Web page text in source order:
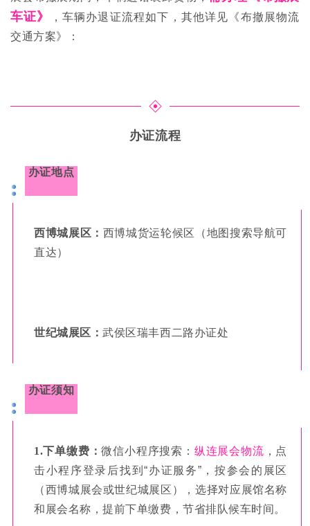
车证》
，车辆办退证流程如下，其他详见《布撤展物流
交通方案》：
办证流程
办证地点
西博城展区： 西博城货运轮候区（地图搜索导航可
直达）
世纪城展区：武侯区瑞丰西二路办证处
办证须知
1.下单缴费：微信小程序搜索： 纵连展会物流 ，点
击小程序登录后找到“办证服务”，按参会的展区
（西博城展会或世纪城展区），选择对应展馆名称
和展会名称，提前下单缴费，节省排队候车时间。